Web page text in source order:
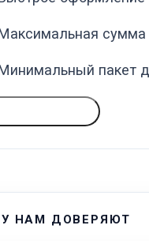
сумма
пакет
НАМ ДОВЕРЯЮТ